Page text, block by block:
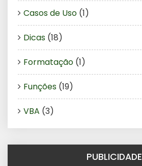
Casos de Uso (1)
Dicas (18)
Formatação (1)
Funções (19)
VBA (3)
PUBLICIDADE